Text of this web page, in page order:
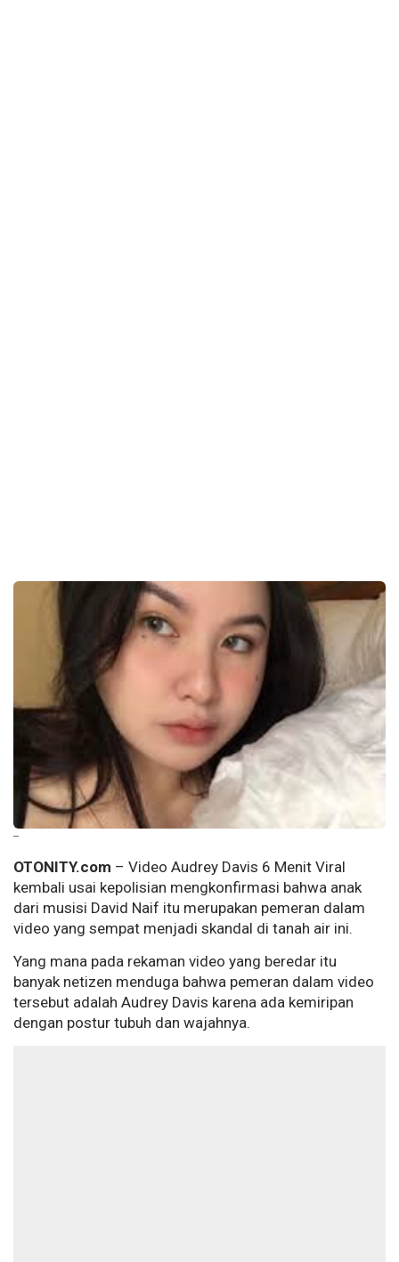
--
OTONITY.com – Video Audrey Davis 6 Menit Viral
kembali usai kepolisian mengkonfirmasi bahwa anak
dari musisi David Naif itu merupakan pemeran dalam
video yang sempat menjadi skandal di tanah air ini.
Yang mana pada rekaman video yang beredar itu
banyak netizen menduga bahwa pemeran dalam video
tersebut adalah Audrey Davis karena ada kemiripan
dengan postur tubuh dan wajahnya.